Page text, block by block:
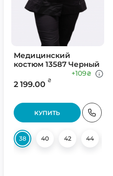
Медицинский
костюм 13587 Черный
2 199.00 ₴
+109₴
КУПИТЬ
38 40 42 44